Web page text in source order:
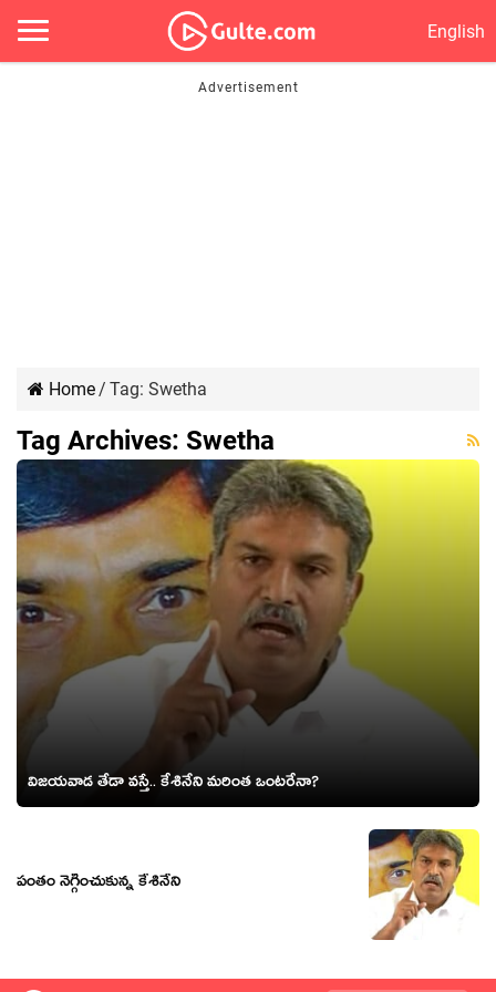
English
Home/ Tag: Swetha
Tag Archives: Swetha
విజ‌య‌వాడ తేడా వ‌స్తే.. కేశినేని మ‌రింత ఒంట‌రేనా?
పంతం నెగ్గించుకున్న కేశినేని